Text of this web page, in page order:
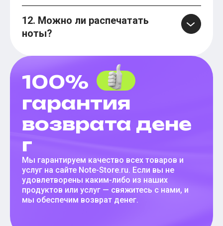
12. Можно ли распечатать
ноты?
100%
гарантия
возврата дене
г
Мы гарантируем качество всех товаров и
услуг на сайте Note-Store.ru. Если вы не
удовлетворены каким-либо из наших
продуктов или услуг — свяжитесь с нами, и
мы обеспечим возврат денег.